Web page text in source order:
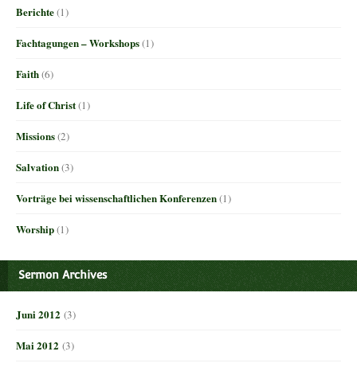
Berichte(1)
Fachtagungen – Workshops(1)
Faith(6)
Life of Christ(1)
Missions(2)
Salvation(3)
Vorträge bei wissenschaftlichen Konferenzen(1)
Worship(1)
Sermon Archives
Juni 2012 (3)
Mai 2012 (3)